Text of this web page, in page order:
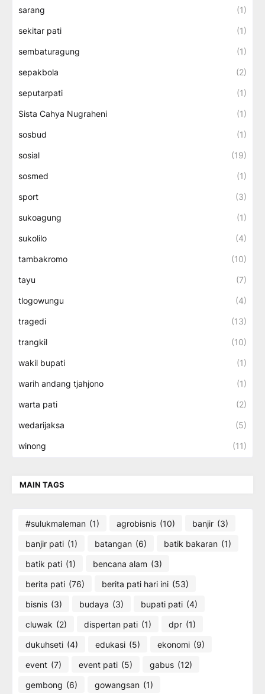
sarang (1)
sekitar pati (1)
sembaturagung (1)
sepakbola (2)
seputarpati (1)
Sista Cahya Nugraheni (1)
sosbud (1)
sosial (19)
sosmed (1)
sport (3)
sukoagung (1)
sukolilo (4)
tambakromo (10)
tayu (7)
tlogowungu (4)
tragedi (13)
trangkil (10)
wakil bupati (1)
warih andang tjahjono (1)
warta pati (2)
wedarijaksa (5)
winong (11)
MAIN TAGS
#sulukmaleman (1) agrobisnis (10) banjir (3)
banjir pati (1) batangan (6) batik bakaran (1)
batik pati (1) bencana alam (3)
berita pati (76) berita pati hari ini (53)
bisnis (3) budaya (3) bupati pati (4)
cluwak (2) dispertan pati (1) dpr (1)
dukuhseti (4) edukasi (5) ekonomi (9)
event (7) event pati (5) gabus (12)
gembong (6) gowangsan (1)